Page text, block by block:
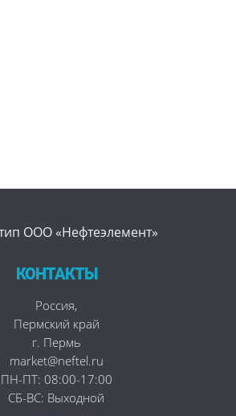
КОНТАКТЫ
Россия,
Пермский край
г. Пермь
market@neftel.ru
ПН-ПТ: 08:00-17:00
СБ-ВС: Выходной